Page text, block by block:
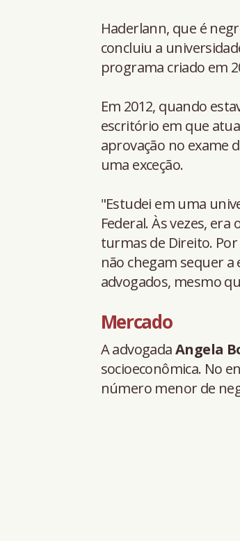
Haderlann, que é
concluiu a
programa criado em
Em 2012, quando
escritório em que
aprovação no exame
uma exceção.
"Estudei em uma
Federal. Às vezes,
turmas de Direito.
não chegam sequer
advogados, mesmo
Mercado
A advogadaAngela
socioeconômica. No
número menor de